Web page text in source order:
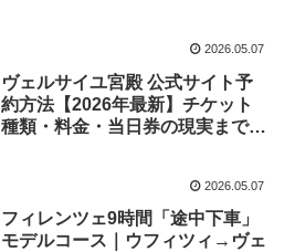
2026.05.07
ヴェルサイユ宮殿 公式サイト予
約方法【2026年最新】チケット
種類・料金・当日券の現実まで徹
2026.05.07
フィレンツェ9時間「途中下車」
モデルコース｜ウフィツィ→ヴェ